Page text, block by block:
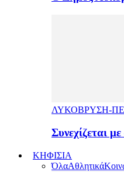
ΛΥΚΟΒΡΥΣΗ-
Συνεχίζεται
ΚΗΦΙΣΙΑ
ΌλαΑθλητικά